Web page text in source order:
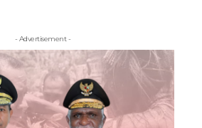
- Advertisement -